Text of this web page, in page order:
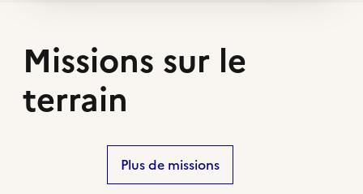
Missions sur le
terrain
Plus de missions